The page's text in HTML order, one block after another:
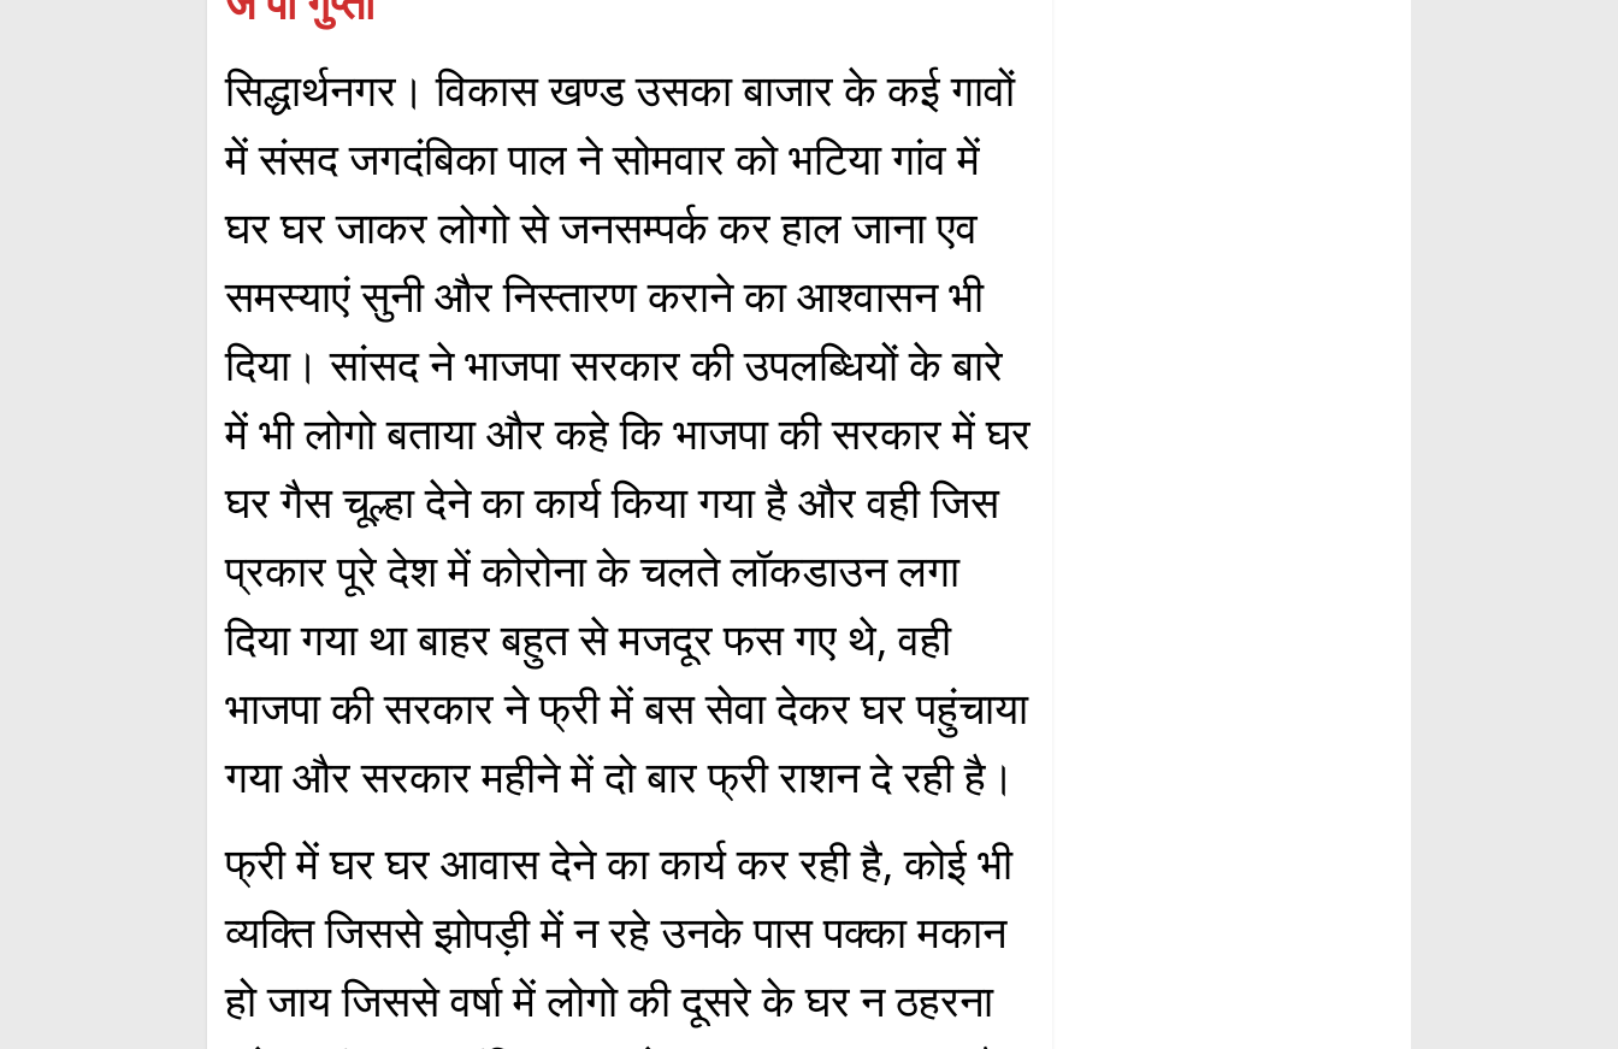
सिद्धार्थनगर। विकास खण्ड उसका बाजार के कई गावों
में संसद जगदंबिका पाल ने सोमवार को भटिया गांव में
घर घर जाकर लोगो से जनसम्पर्क कर हाल जाना एव
समस्याएं सुनी और निस्तारण कराने का आश्वासन भी
दिया। सांसद ने भाजपा सरकार की उपलब्धियों के बारे
में भी लोगो बताया और कहे कि भाजपा की सरकार में घर
घर गैस चूल्हा देने का कार्य किया गया है और वही जिस
प्रकार पूरे देश में कोरोना के चलते लॉकडाउन लगा
दिया गया था बाहर बहुत से मजदूर फस गए थे, वही
भाजपा की सरकार ने फ्री में बस सेवा देकर घर पहुंचाया
गया और सरकार महीने में दो बार फ्री राशन दे रही है।
फ्री में घर घर आवास देने का कार्य कर रही है, कोई भी
व्यक्ति जिससे झोपड़ी में न रहे उनके पास पक्का मकान
हो जाय जिससे वर्षा में लोगो की दूसरे के घर न ठहरना